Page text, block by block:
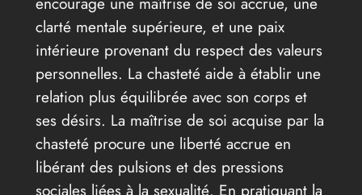
clarté mentale supérieure, et une paix
intérieure provenant du respect des valeurs
personnelles. La chasteté aide à établir une
relation plus équilibrée avec son corps et
ses désirs. La maîtrise de soi acquise par la
chasteté procure une liberté accrue en
libérant des pulsions et des pressions
sociales liées à la sexualité. En pratiquant la